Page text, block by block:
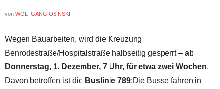
von WOLFGANG OSINSKI
Wegen Bauarbeiten, wird die Kreuzung
Benrodestraße/Hospitalstraße halbseitig gesperrt – ab
Donnerstag, 1. Dezember, 7 Uhr, für etwa zwei Wochen.
Davon betroffen ist die Buslinie 789:Die Busse fahren in